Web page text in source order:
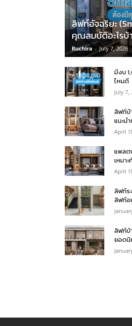
ลิฟท์อัจฉริยะ
คุณสมบัติอะไรบ้
Ruchira - July 7, 2026
มีงบ
ไหนดี
July 7,
ลิฟท์บ้
แนะน
April
แพลต
เหมา
April
ลิฟท์ร
ลิฟท์อ
ลิฟท์บ้
ยอดนิ